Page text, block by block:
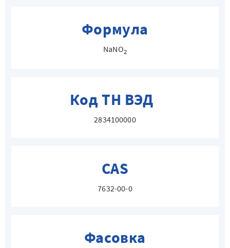
Формула
NaNO2
Код ТН ВЭД
2834100000
CAS
7632-00-0
Фасовка